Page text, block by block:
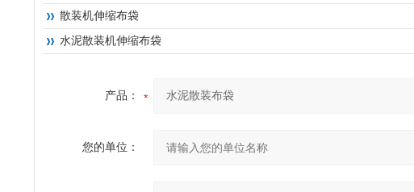
散装机伸缩布袋
水泥散装机伸缩布袋
产品：
您的单位：